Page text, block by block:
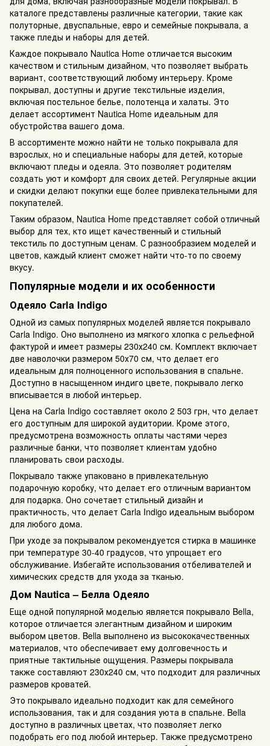
каталоге представлены различные категории, такие как
полуторные, двуспальные, евро и семейные покрывала, а
также пледы и наборы для детей.
Каждое покрывало Nautica Home отличается высоким
качеством и стильным дизайном, что позволяет выбрать
вариант, соответствующий любому интерьеру. Кроме
покрывал, доступны и другие текстильные изделия,
включая постельное белье, полотенца и халаты. Это
делает ассортимент Nautica Home идеальным для
обустройства вашего дома.
В ассортименте можно найти не только покрывала для
взрослых, но и специальные наборы для детей, которые
включают пледы и одеяла. Это позволяет родителям
создать уют и комфорт для своих детей. Регулярные акции
и скидки делают покупки еще более привлекательными для
покупателей.
Таким образом, Nautica Home представляет собой отличный
выбор для тех, кто ищет качественный и стильный
текстиль по доступным ценам. С разнообразием моделей и
цветов, каждый клиент сможет найти что-то по своему
вкусу.
Популярные модели и их особенности
Одеяло Carla Indigo
Одной из самых популярных моделей является покрывало
Carla Indigo. Оно выполнено из мягкого хлопка с рельефной
фактурой и имеет размеры 230х240 см. Комплект включает
две наволочки размером 50х70 см, что делает его
идеальным для полноценного использования в спальне.
Доступно в насыщенном индиго цвете, покрывало легко
вписывается в любой интерьер.
Цена на Carla Indigo составляет около 2 503 грн, что делает
его доступным для широкой аудитории. Кроме этого,
предусмотрена возможность оплаты частями через
различные банки, что позволяет клиентам удобно
планировать свои расходы.
Покрывало также упаковано в привлекательную
подарочную коробку, что делает его отличным вариантом
для подарка. Оно сочетает стильный дизайн и
практичность, что делает Carla Indigo идеальным выбором
для любого дома.
При уходе за покрывалом рекомендуется стирка в машинке
при температуре 30-40 градусов, что упрощает его
обслуживание. Избегайте использования отбеливателей и
химических средств для ухода за тканью.
Дом Nautica – Белла Одеяло
Еще одной популярной моделью является покрывало Bella,
которое отличается элегантным дизайном и широким
выбором цветов. Bella выполнено из высококачественных
материалов, что обеспечивает ему долговечность и
приятные тактильные ощущения. Размеры покрывала
также составляют 230х240 см, что подходит для различных
размеров кроватей.
Это покрывало идеально подходит как для семейного
использования, так и для создания уюта в спальне. Bella
доступно в различных цветах, что позволяет легко
подобрать его под любой интерьер. Также предусмотрено